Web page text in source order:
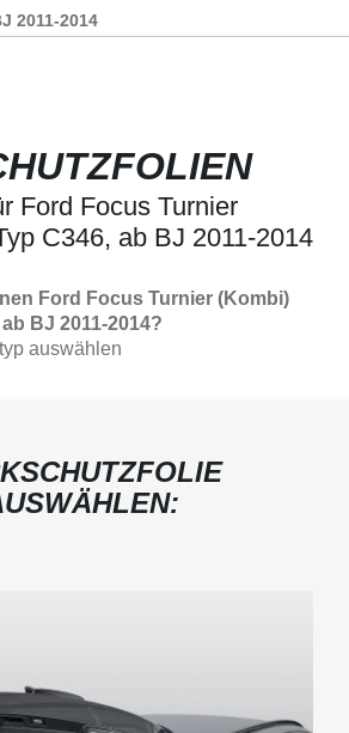
2011-2014
Ford Focus Turnier
C346, ab BJ 2011-2014
Ford Focus Turnier (Kombi)
BJ 2011-2014?
auswählen